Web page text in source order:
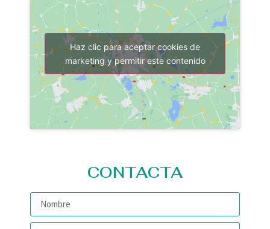
Haz clic para aceptar cookies de
marketing y permitir este contenido
CONTACTA